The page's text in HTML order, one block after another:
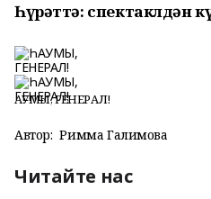
Һүрәттә: спектаклдән
ҺАУМЫ, ГЕНЕРАЛ!
Автор: Римма Галимова
Читайте нас